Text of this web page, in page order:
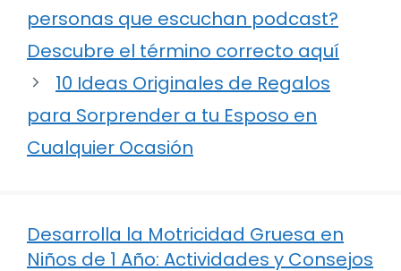
personas que escuchan podcast?
Descubre el término correcto aquí
10 Ideas Originales de Regalos
para Sorprender a tu Esposo en
Cualquier Ocasión
Desarrolla la Motricidad Gruesa en
Niños de 1 Año: Actividades y Consejos